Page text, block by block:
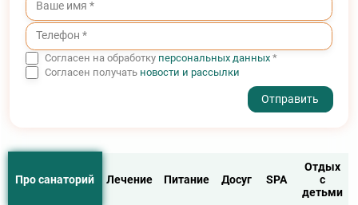
Согласен на обработку персональных данных*
Согласен получать новости и рассылки
Про санаторий Лечение Питание Досуг SPA
Отдых
с
детьми